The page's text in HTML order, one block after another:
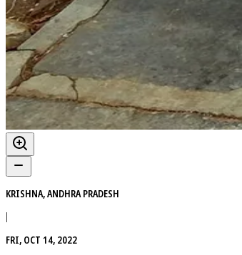
KRISHNA, ANDHRA PRADESH
|
FRI, OCT 14, 2022